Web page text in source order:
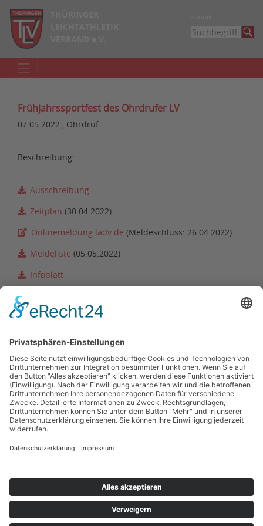
Frühjahrssportfest des Ohrdrufer LV
07.05.2022 , Ohrdruf
Beschreibung:
Ausschreibung
Zeitplan (30.04.2022)
Onlinemeldung ladv.de (Meldeschluss: 26.04.2022)
Meldeliste (05.05.2022)
Infoblatt
Ergebnisse
Ergebnisse(leichtathletik.de)
Zurück zur Terminübersicht
Kontakt Impressum